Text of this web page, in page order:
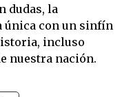
dudas, la
única con un sinfín
incluso
nuestra nación.